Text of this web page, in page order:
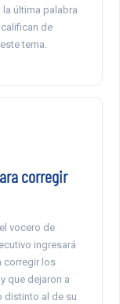
la última palabra
de
tema.
corregir
vocero de
ingresará
corregir los
que dejaron a
distinto al de su